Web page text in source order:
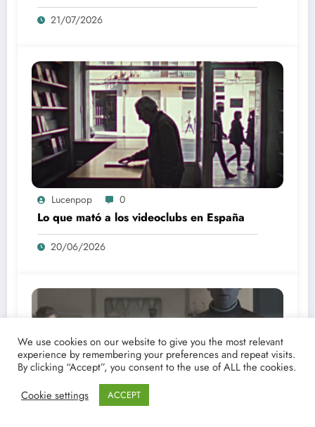
21/07/2026
Lucenpop 0
Lo que mató a los videoclubs en España
20/06/2026
We use cookies on our website to give you the most relevant
experience by remembering your preferences and repeat visits.
By clicking “Accept”, you consent to the use of ALL the cookies.
Cookie settings
ACCEPT